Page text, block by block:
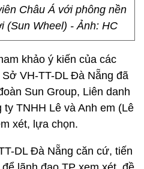
Châu Á với phông nền
(Sun Wheel) - Ảnh: HC
khảo ý kiến của các
VH-TT-DL Đà Nẵng đã
Sun Group, Liên danh
TNHH Lê và Anh em (Lê
xét, lựa chọn.
DL Đà Nẵng căn cứ, tiến